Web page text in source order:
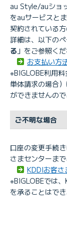
au Style/auショ
をauサービスと
契約されている方
詳細は、以下の
る 」をご参照くだ
お支払い方
※BIGLOBE利用
単体請求の場合
ができませんの
ご不明な場合
口座の変更手続
さまセンターま
KDDIお客さ
※BIGLOBEでは
を承ることはで